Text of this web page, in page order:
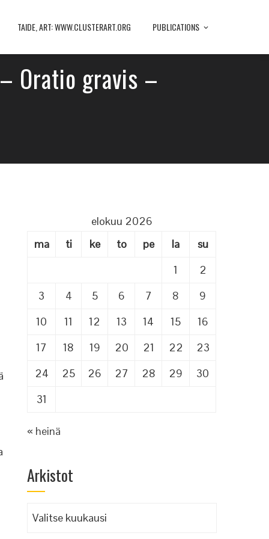
TAIDE, ART: WWW.CLUSTERART.ORG PUBLICATIONS
Oratio gravis –
elokuu 2026
ma
ti ke to pe la
su
1
2
3
4 5 6 7 8
9
10
11 12 13 14 15
16
17
18 19 20 21 22
23
24
25 26 27 28 29
30
31
« heinä
Arkistot
Arkistot